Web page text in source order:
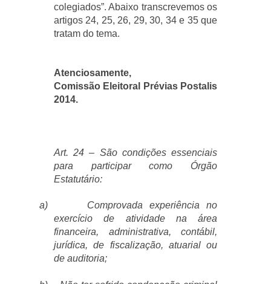
colegiados”. Abaixo transcrevemos os
artigos 24, 25, 26, 29, 30, 34 e 35 que
tratam do tema.
Atenciosamente,
Comissão Eleitoral Prévias Postalis
2014.
Art. 24 – São condições essenciais
para participar como Órgão
Estatutário:
a)
Comprovada experiência no
exercício de atividade na área
financeira, administrativa, contábil,
jurídica, de fiscalização, atuarial ou
de auditoria;